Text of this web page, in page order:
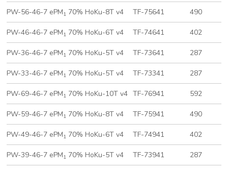
PW-56-46-7 ePM1 70% HoKu-8T v4 TF-75641 490
PW-46-46-7 ePM1 70% HoKu-6T v4 TF-74641 402
PW-36-46-7 ePM1 70% HoKu-5T v4 TF-73641 287
PW-33-46-7 ePM1 70% HoKu-5T v4 TF-73341 287
PW-69-46-7 ePM1 70% HoKu-10T v4 TF-76941 592
PW-59-46-7 ePM1 70% HoKu-8T v4 TF-75941 490
PW-49-46-7 ePM1 70% HoKu-6T v4 TF-74941 402
PW-39-46-7 ePM1 70% HoKu-5T v4 TF-73941 287